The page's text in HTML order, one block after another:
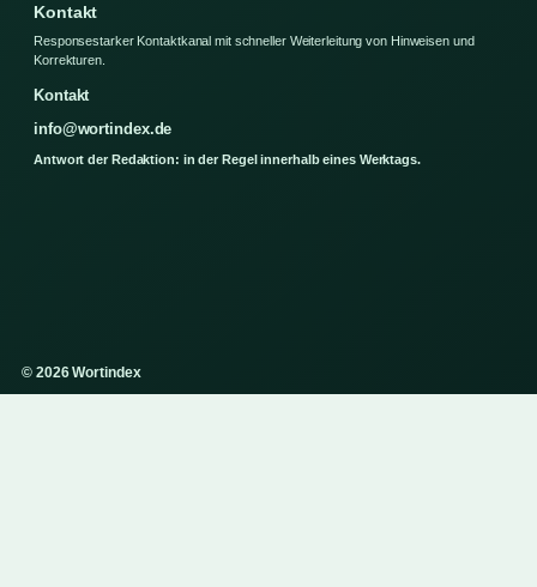
Kontakt
Responsestarker Kontaktkanal mit schneller Weiterleitung von Hinweisen und
Korrekturen.
Kontakt
info@wortindex.de
Antwort der Redaktion: in der Regel innerhalb eines Werktags.
© 2026 Wortindex